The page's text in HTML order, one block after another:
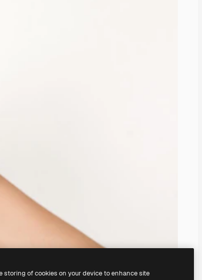
storing of cookies on your device to enhance site